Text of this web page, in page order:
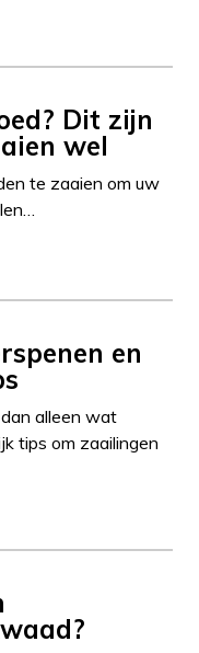
Dit zijn
wel
te zaaien om uw
en
alleen wat
tips om zaailingen